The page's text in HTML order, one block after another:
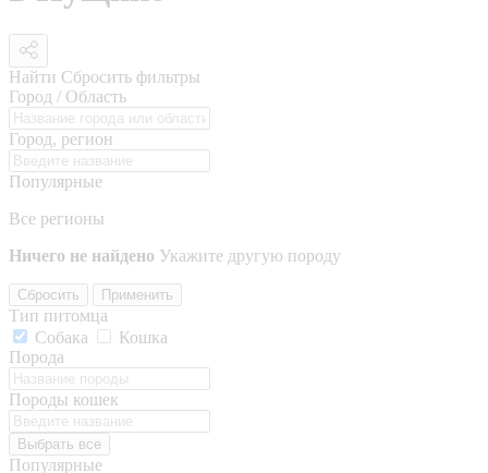
Найти Сбросить фильтры
Город / Область
Город, регион
Популярные
Все регионы
Ничего не найдено Укажите другую породу
Сбросить Применить
Тип питомца
Собака
Кошка
Порода
Породы кошек
Выбрать все
Популярные